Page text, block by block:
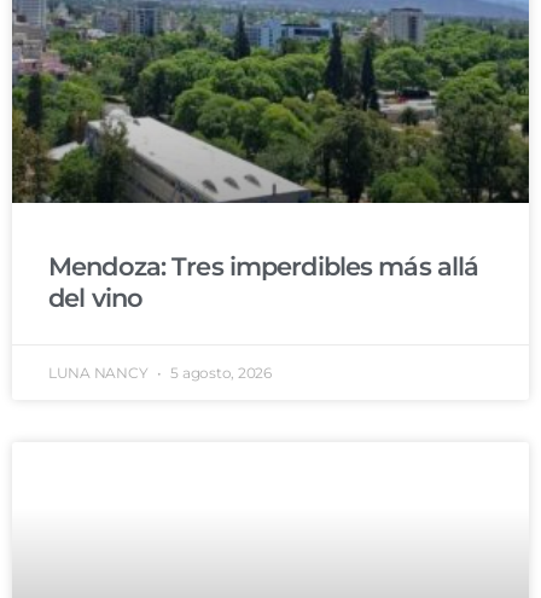
Mendoza: Tres imperdibles más allá
del vino
LUNA NANCY 5 agosto, 2026